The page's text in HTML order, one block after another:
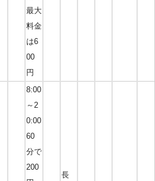
最大
料金
は6
00
円
8:00
～2
0:00
60
分で
200
長